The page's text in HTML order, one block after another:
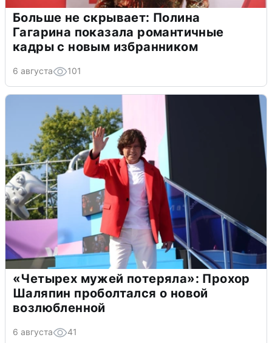
Больше не скрывает: Полина
Гагарина показала романтичные
кадры с новым избранником
6 августа 101
«Четырех мужей потеряла»: Прохор
Шаляпин проболтался о новой
возлюбленной
6 августа 41